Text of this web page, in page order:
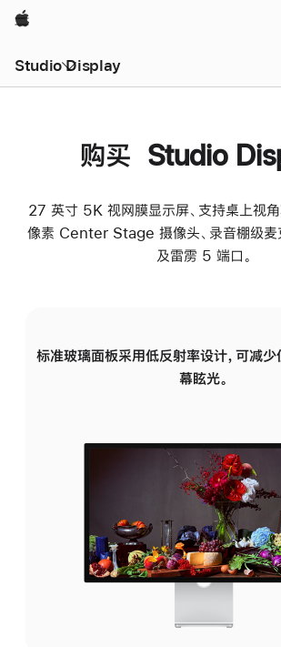
Apple
Studio Display
购买 Studio
27 英寸 5K 视网膜显示屏、支持桌上视
像素 Center Stage 摄像头、录音棚级麦
及雷雳 5 端口。
标准玻璃面板采用低反射率设计，可减
幕眩光。